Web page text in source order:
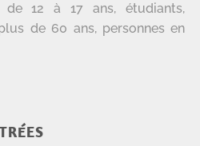
de 12 à 17 ans, étudiants,
de 60 ans, personnes en